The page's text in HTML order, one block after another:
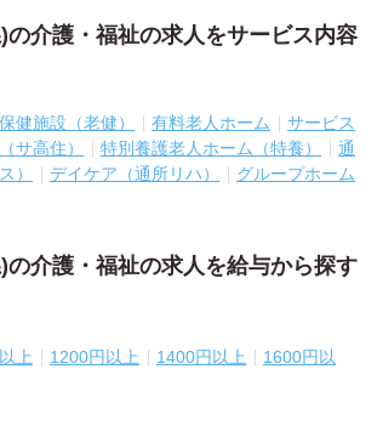
の介護・福祉の求人をサービス内容
健施設（老健） 有料老人ホーム
サービス
サ高住）
特別養護老人ホーム（特養）
通
）
デイケア（通所リハ）
グループホーム
の介護・福祉の求人を給与から探す
上 1200円以上 1400円以上
1600円以